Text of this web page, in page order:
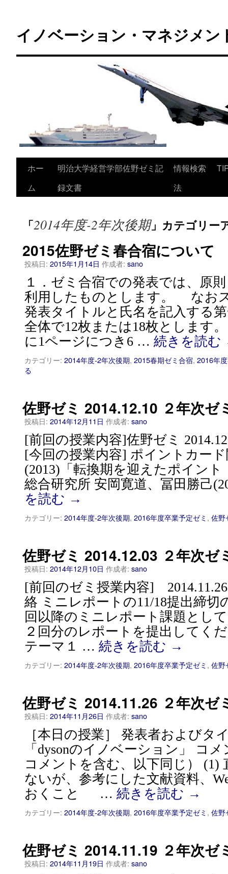
テ
イノベーション・マネジメン
ホー
ム
明治大学経営学部佐野ゼミ記
録文書
情報検索
法
「2014年度-2年次後期」カテゴリー
2015佐野ゼミ春合宿について
投稿日: 2015年1月14日 作成者: sano
１．ゼミ合宿での発表では、原
利用したものとします。 なお
発表タイトルと氏名を記入する
全体で12枚または18枚とします
に1ページにつき6 … 続きを読む
カテゴリー: 2014年度-2年次後期, 2015春期ゼミ合宿, 2016年
る
佐野ゼミ 2014.12.10 ２年次ゼ
投稿日: 2014年12月11日 作成者: sano
[前回の授業内容]佐野ゼミ
[今回の授業内容] ポイントカー
(2013)「転換期を迎えたポイン
総合研究所 安岡寛道、冨田勝己
を読む →
カテゴリー: 2014年度-2年次後期, 2016年度卒業予定ゼミ , 佐野
佐野ゼミ 2014.12.03 ２年次ゼ
投稿日: 2014年12月10日 作成者: sano
[前回のゼミ授業内容]
絡 ミニレポートの11/18提出締切
回以降のミニレポート課題とし
２回分のレポートを提出して
テーマ１ … 続きを読む →
カテゴリー: 2014年度-2年次後期, 2016年度卒業予定ゼミ , 佐野
佐野ゼミ 2014.11.26 ２年次ゼ
投稿日: 2014年11月26日 作成者: sano
［本日の授業］ 発表者およびタ
「dysonのイノベーション」 コ
コメントを含む、以下同じ） (1)
ないが、参考にした文献資料、
おくこと … 続きを読む →
カテゴリー: 2014年度-2年次後期, 2016年度卒業予定ゼミ , 佐野
佐野ゼミ 2014.11.19 ２年次ゼ
投稿日: 2014年11月19日 作成者: sano